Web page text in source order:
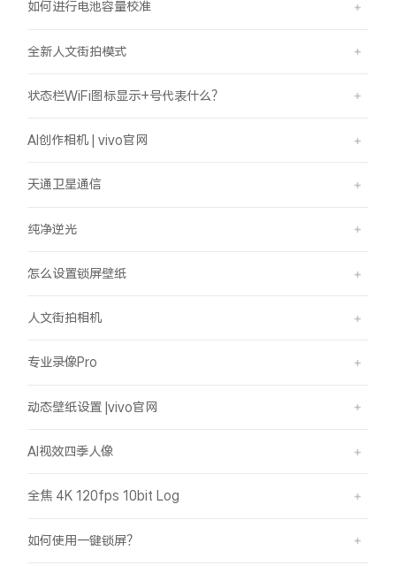
如何进行电池容量校准
全新人文街拍模式
状态栏WiFi图标显示+号代表什么？
AI创作相机 | vivo官网
天通卫星通信
纯净逆光
怎么设置锁屏壁纸
人文街拍相机
专业录像Pro
动态壁纸设置 |vivo官网
AI视效四季人像
全焦 4K 120fps 10bit Log
如何使用一键锁屏？